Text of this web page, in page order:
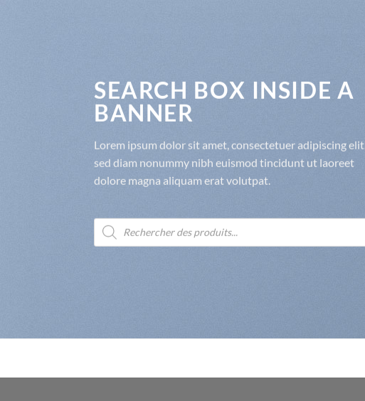
SEARCH BOX INSIDE A
BANNER
Lorem ipsum dolor sit amet, consectetuer adipiscing elit,
sed diam nonummy nibh euismod tincidunt ut laoreet
dolore magna aliquam erat volutpat.
Recherche
de
produits